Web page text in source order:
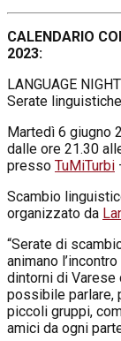
CALENDARIO
2023:
LANGUAGE
Serate linguistiche
Martedì 6 giugno
dalle ore 21.30
presso TuMiTurbi
Scambio
organizzato da
“Serate di
animano
dintorni di Varese
possibile parlare,
piccoli gruppi,
amici da ogni